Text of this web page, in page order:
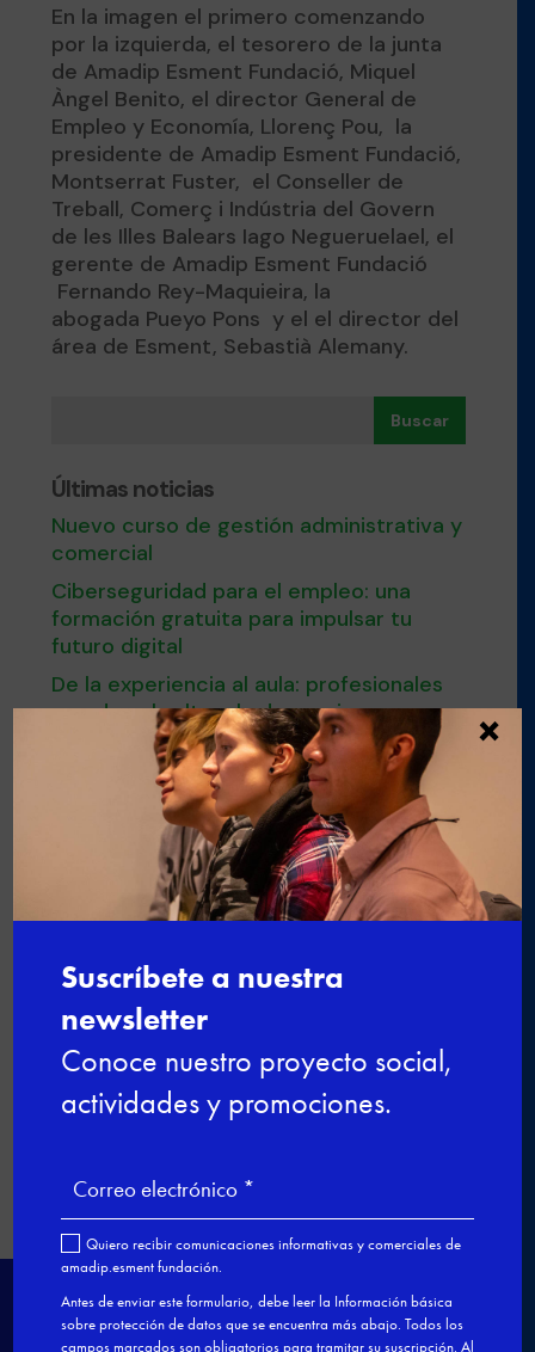
En la imagen el primero comenzando
por la izquierda, el tesorero de la junta
de Amadip Esment Fundació, Miquel
Àngel Benito, el director General de
Empleo y Economía, Llorenç Pou, la
presidente de Amadip Esment Fundació,
Montserrat Fuster, el Conseller de
Treball, Comerç i Indústria del Govern
de les Illes Balears Iago Negueruelael, el
gerente de Amadip Esment Fundació
Fernando Rey-Maquieira, la
abogada Pueyo Pons y el el director del
área de Esment, Sebastià Alemany.
Buscar
Últimas noticias
Nuevo curso de gestión administrativa y
comercial
Ciberseguridad para el empleo: una
formación gratuita para impulsar tu
futuro digital
De la experiencia al aula: profesionales
que dan el salto a la docencia
Últimas plazas para el curso de Nutrición
y cocina saludable en Esment Inca
Nuestro modelo de FPDual en el
Congreso estatal sobre Empleo
←Curso de micogastronomía con
Antoni Pinya
La Formación Dual también se
adapta a las diferentes capacidades
×